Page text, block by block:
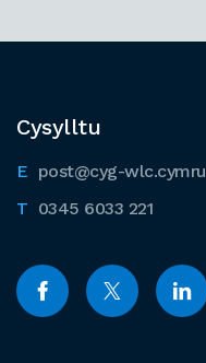
Cysylltu
post@cyg-wlc.cymru
0345 6033 221